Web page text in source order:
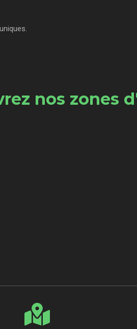
nos zones